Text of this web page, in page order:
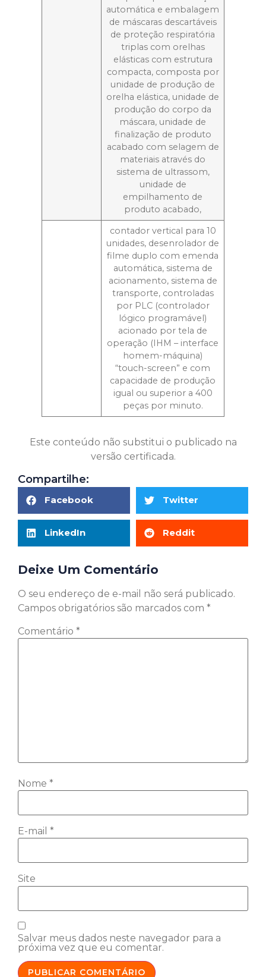
automática e embalagem
de máscaras descartáveis
de proteção respiratória
triplas com orelhas
elásticas com estrutura
compacta, composta por
unidade de produção de
orelha elástica, unidade de
produção do corpo da
máscara, unidade de
finalização de produto
acabado com selagem de
materiais através do
sistema de ultrassom,
unidade de
empilhamento de
produto acabado,
contador vertical para 10
unidades, desenrolador de
filme duplo com emenda
automática, sistema de
acionamento, sistema de
transporte, controladas
por PLC (controlador
lógico programável)
acionado por tela de
operação (IHM – interface
homem-máquina)
“touch-screen” e com
capacidade de produção
igual ou superior a 400
peças por minuto.
Este conteúdo não substitui o publicado na
versão certificada.
Compartilhe:
Facebook Twitter
LinkedIn Reddit
Deixe Um Comentário
O seu endereço de e-mail não será publicado.
Campos obrigatórios são marcados com *
Comentário *
Nome *
E-mail *
Site
Salvar meus dados neste navegador para a
próxima vez que eu comentar.